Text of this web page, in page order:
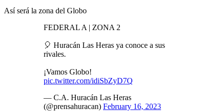
Así será la zona del Globo
FEDERAL A | ZONA 2
🎈 Huracán Las Heras ya conoce a sus
rivales.
¡Vamos Globo!
pic.twitter.com/idiSbZyD7Q
— C.A. Huracán Las Heras
(@prensahuracan) February 16, 2023